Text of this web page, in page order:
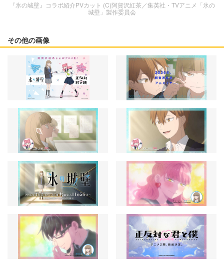
『氷の城壁』コラボ紹介PVカット (C)阿賀沢紅茶／集英社・TVアニメ「氷の
城壁」製作委員会
その他の画像